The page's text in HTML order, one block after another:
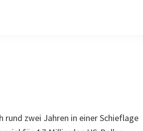
zwei Jahren in einer Schieflage